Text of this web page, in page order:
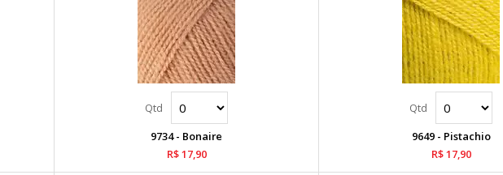
9734 - Bonaire
R$ 17,90
9649 - Pistachio
R$ 17,90